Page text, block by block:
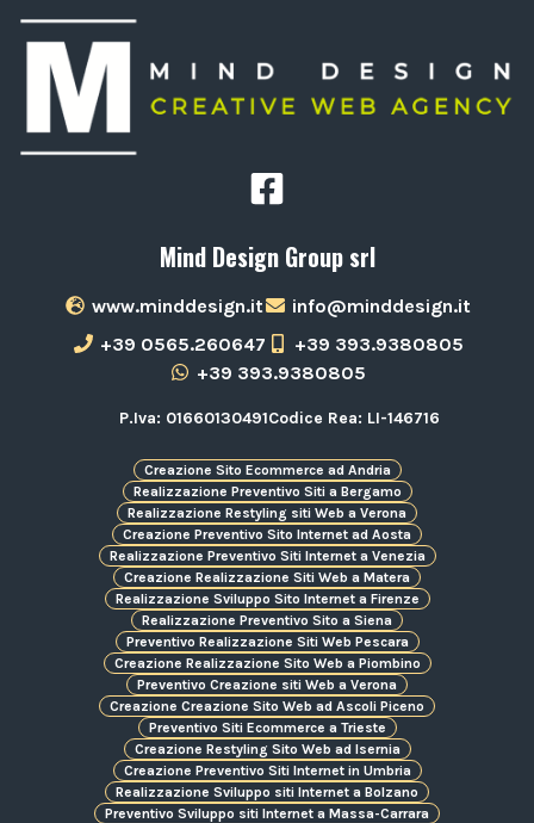
Mind Design Group srl
www.minddesign.it
info@minddesign.it
+39 0565.260647
+39 393.9380805
+39 393.9380805
P.Iva: 01660130491Codice Rea: LI-146716
Creazione Sito Ecommerce ad Andria
Realizzazione Preventivo Siti a Bergamo
Realizzazione Restyling siti Web a Verona
Creazione Preventivo Sito Internet ad Aosta
Realizzazione Preventivo Siti Internet a Venezia
Creazione Realizzazione Siti Web a Matera
Realizzazione Sviluppo Sito Internet a Firenze
Realizzazione Preventivo Sito a Siena
Preventivo Realizzazione Siti Web Pescara
Creazione Realizzazione Sito Web a Piombino
Preventivo Creazione siti Web a Verona
Creazione Creazione Sito Web ad Ascoli Piceno
Preventivo Siti Ecommerce a Trieste
Creazione Restyling Sito Web ad Isernia
Creazione Preventivo Siti Internet in Umbria
Realizzazione Sviluppo siti Internet a Bolzano
Preventivo Sviluppo siti Internet a Massa-Carrara